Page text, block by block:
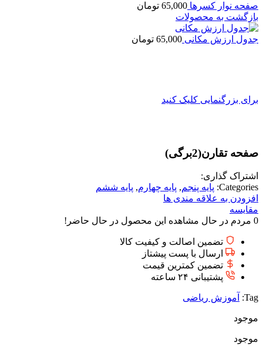
صفحه نوار کسرها 65,000 تومان
بازگشت به محصولات
جدول ارزش مکانی 65,000 تومان
برای بزرگنمایی کلیک کنید
صفحه تقارن(2برگی)
اشتراک گذاری:
Categories: پايه پنجم, پایه چهارم, پایه ششم
افزودن به علاقه مندی ها
مقایسه
0 مردم در حال مشاهده این محصول در حال حاضر!
تضمین اصالت و کیفیت کالا
ارسال با پست پیشتاز
تضمین کمترین قیمت
پشتیبانی ۲۴ ساعته
Tag: آموزش ریاضی
موجود
موجود